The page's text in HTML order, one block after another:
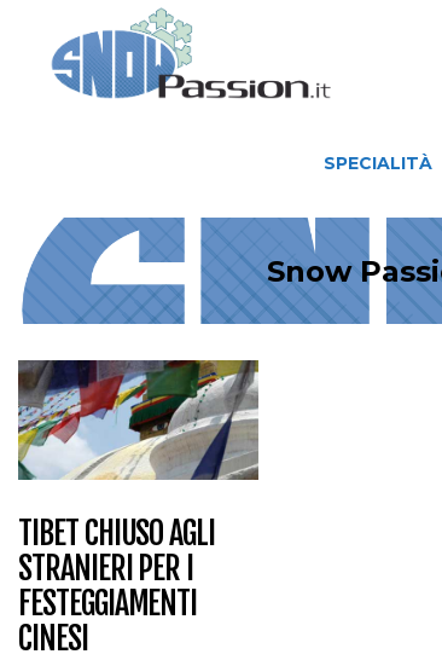
SPECIALITÀ
Snow
TIBET CHIUSO AGLI
STRANIERI PER I
FESTEGGIAMENTI
CINESI